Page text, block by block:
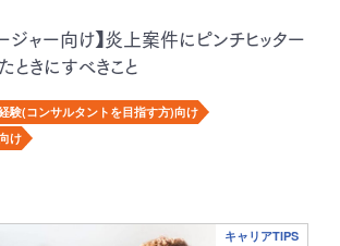
ジャー向け】炎上案件にピンチヒッター
ときにすべきこと
験(コンサルタントを目指す方)向け
け
キャリアTIPS